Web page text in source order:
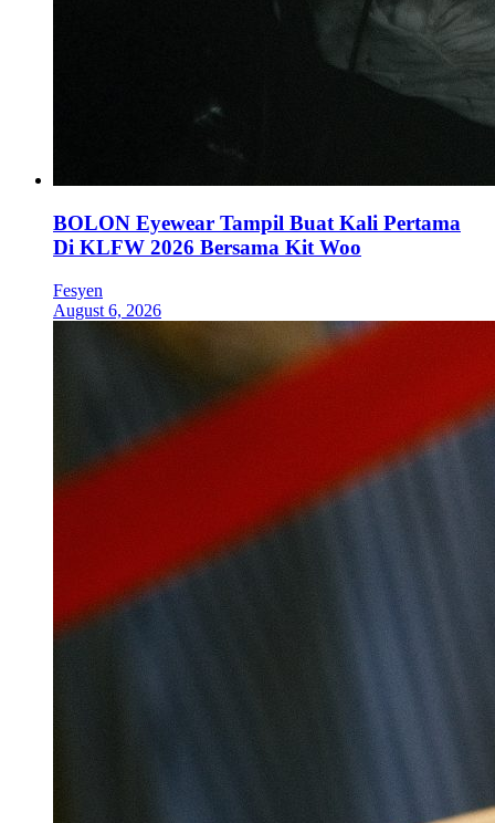
BOLON Eyewear Tampil Buat Kali Pertama
Di KLFW 2026 Bersama Kit Woo
Fesyen
August 6, 2026